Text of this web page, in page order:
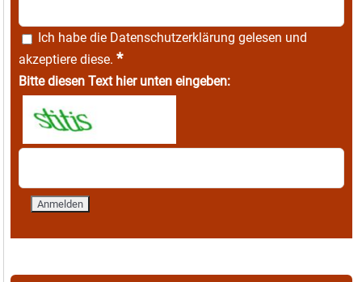
Ich habe die Datenschutzerklärung gelesen und
akzeptiere diese. *
Bitte diesen Text hier unten eingeben: